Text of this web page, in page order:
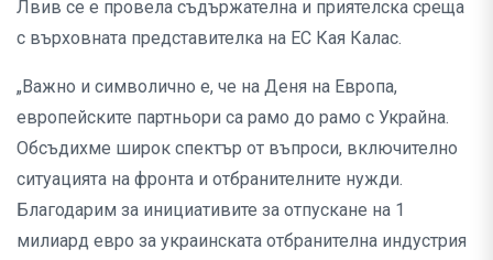
Лвив се е провела съдържателна и приятелска среща
с върховната представителка на ЕС Кая Калас.
„Важно и символично е, че на Деня на Европа,
европейските партньори са рамо до рамо с Украйна.
Обсъдихме широк спектър от въпроси, включително
ситуацията на фронта и отбранителните нужди.
Благодарим за инициативите за отпускане на 1
милиард евро за украинската отбранителна индустрия